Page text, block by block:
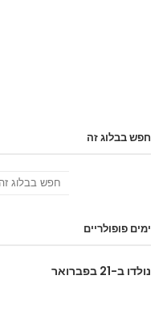
חפש בבלוג זה
ימים פופולריים
נולדו ב-21 בפברואר